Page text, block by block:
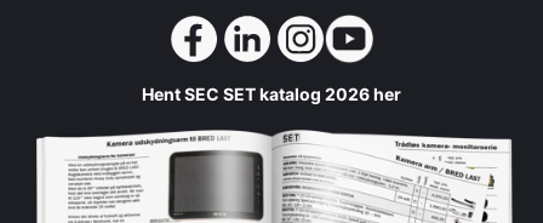
Hent SEC SET katalog 2026 her